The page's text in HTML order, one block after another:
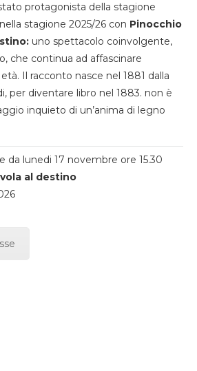
protagonista della stagione
stagione 2025/26 con Pinocchio
uno spettacolo coinvolgente,
che continua ad affascinare
Il racconto nasce nel 1881 dalla
per diventare libro nel 1883. non è
inquieto di un’anima di legno
da lunedi 17 novembre ore 15.30
al destino